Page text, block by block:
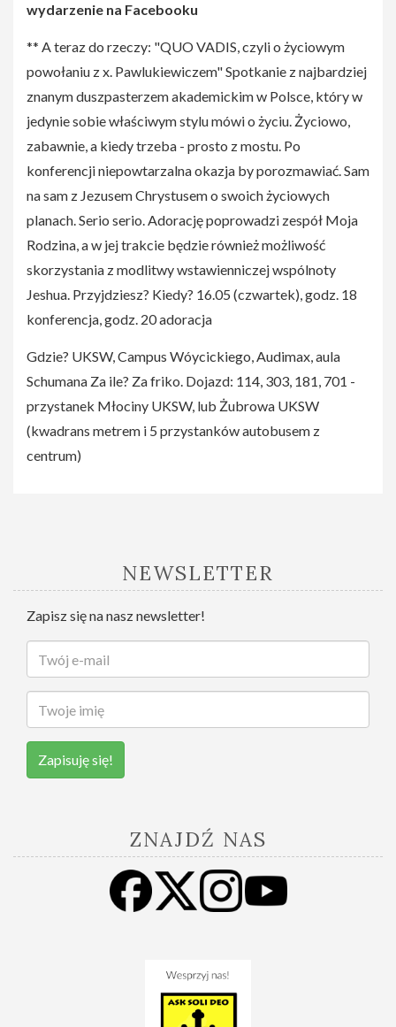
wydarzenie na Facebooku
** A teraz do rzeczy: "QUO VADIS, czyli o życiowym
powołaniu z x. Pawlukiewiczem" Spotkanie z najbardziej
znanym duszpasterzem akademickim w Polsce, który w
jedynie sobie właściwym stylu mówi o życiu. Życiowo,
zabawnie, a kiedy trzeba - prosto z mostu. Po
konferencji niepowtarzalna okazja by porozmawiać. Sam
na sam z Jezusem Chrystusem o swoich życiowych
planach. Serio serio. Adorację poprowadzi zespół Moja
Rodzina, a w jej trakcie będzie również możliwość
skorzystania z modlitwy wstawienniczej wspólnoty
Jeshua. Przyjdziesz? Kiedy? 16.05 (czwartek), godz. 18
konferencja, godz. 20 adoracja
Gdzie? UKSW, Campus Wóycickiego, Audimax, aula
Schumana Za ile? Za friko. Dojazd: 114, 303, 181, 701 -
przystanek Młociny UKSW, lub Żubrowa UKSW
(kwadrans metrem i 5 przystanków autobusem z
centrum)
NEWSLETTER
Zapisz się na nasz newsletter!
Zapisuję się!
ZNAJDŹ NAS